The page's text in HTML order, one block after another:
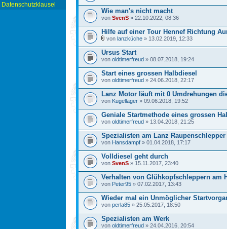
Datenschutzklausel
Wie man's nicht macht
von SvenS » 22.10.2022, 08:36
Hilfe auf einer Tour Hennef Richtung
von lanzküche » 13.02.2019, 12:33
Ursus Start
von oldtimerfreud » 08.07.2018, 19:24
Start eines grossen Halbdiesel
von oldtimerfreud » 24.06.2018, 22:17
Lanz Motor läuft mit 0 Umdrehungen
von Kugellager » 09.06.2018, 19:52
Geniale Startmethode eines grossen
von oldtimerfreud » 13.04.2018, 21:25
Spezialisten am Lanz Raupenschlepper
von Hansdampf » 01.04.2018, 17:17
Volldiesel geht durch
von SvenS » 15.11.2017, 23:40
Verhalten von Glühkopfschleppern am
von Peter95 » 07.02.2017, 13:43
Wieder mal ein Unmöglicher
von perla85 » 25.05.2017, 18:50
Spezialisten am Werk
von oldtimerfreud » 24.04.2016, 20:54